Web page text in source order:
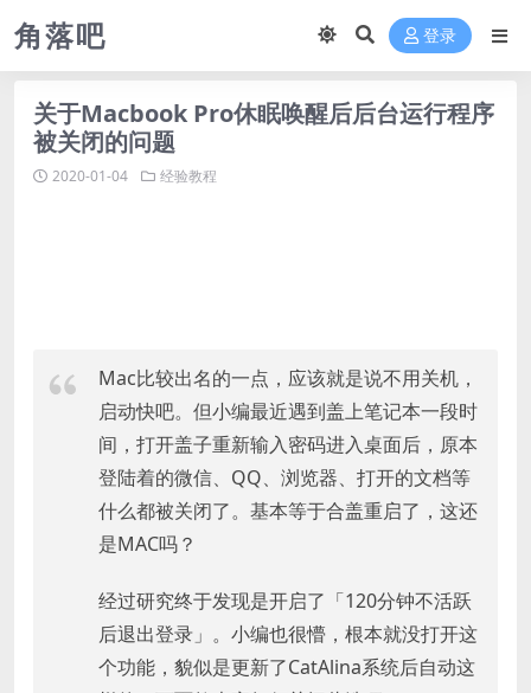
角落吧 登录
关于Macbook Pro休眠唤醒后后台运行程序
被关闭的问题
2020-01-04 经验教程
Mac比较出名的一点，应该就是说不用关机，
启动快吧。但小编最近遇到盖上笔记本一段时
间，打开盖子重新输入密码进入桌面后，原本
登陆着的微信、QQ、浏览器、打开的文档等
什么都被关闭了。基本等于合盖重启了，这还
是MAC吗？
经过研究终于发现是开启了「120分钟不活跃
后退出登录」。小编也很懵，根本就没打开这
个功能，貌似是更新了CatAlina系统后自动这